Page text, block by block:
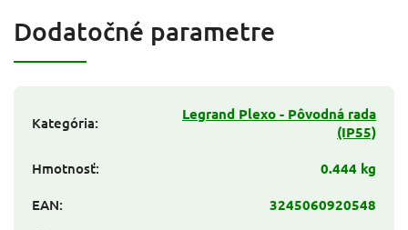
Dodatočné parametre
Kategória:
Legrand Plexo - Pôvodná rada
(IP55)
Hmotnosť:
0.444 kg
EAN:
3245060920548